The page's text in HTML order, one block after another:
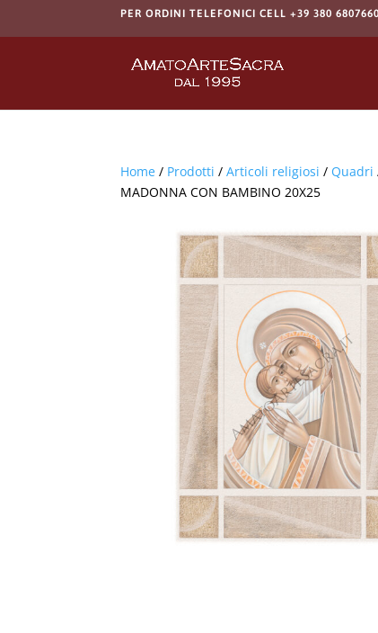
PER ORDINI TELEFONICI CELL +39 380
Home / Prodotti /Articoli religiosi / Quadri
MADONNA CON BAMBINO 20X25